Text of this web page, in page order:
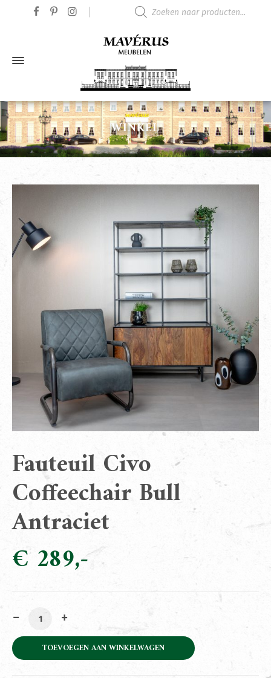
WINKEL
Fauteuil Civo
Coffeechair Bull
Antraciet
€289
Fauteuil Civo Coffeechair Bull Antraciet aantal
TOEVOEGEN AAN WINKELWAGEN